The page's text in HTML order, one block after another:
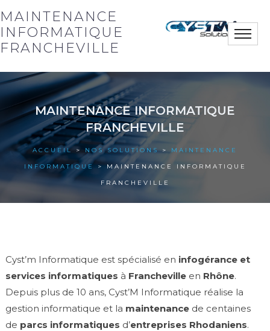
MAINTENANCE
INFORMATIQUE
FRANCHEVILLE
Notre société
Nos solutions
Nos actus
Nos références
Toggle
MAINTENANCE INFORMATIQUE
FRANCHEVILLE
ACCUEIL> NOS SOLUTIONS> MAINTENANCE
INFORMATIQUE> MAINTENANCE INFORMATIQUE
FRANCHEVILLE
Cyst’m Informatique est spécialisé en infogérance et
services informatiques à Franchevilleen Rhône.
Depuis plus de 10 ans, Cyst’M Informatique réalise la
gestion informatique et la maintenancede centaines
de parcs informatiques d’entreprises Rhodaniens.